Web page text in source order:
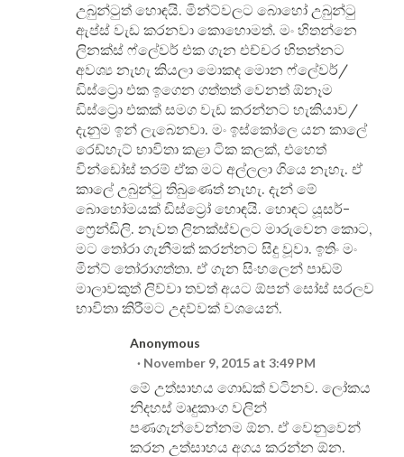
උබුන්ටුත් හොඳයි. මින්ට්වලට බොහෝ උබුන්ටු
ඇප්ස් වැඩ කරනවා කොහොමත්. මං හිතන්නෙ
ලිනක්ස් ෆ්ලේවර් එක ගැන එච්චර හිතන්නට
අවශ්‍ය නැහැ කියලා මොකද මොන ෆ්ලේවර්/
ඩිස්ට්‍රො එක ඉගෙන ගත්තත් වෙනත් ඕනෑම
ඩිස්ට්‍රො එකක් සමග වැඩ කරන්නට හැකියාව/
දැනුම ඉන් ලැබෙනවා. මං ඉස්කෝලෙ යන කාලේ
රෙඩ්හැට් භාවිතා කළා ටික කලක්, එහෙත්
වින්ඩෝස් තරම් ඒක මට අල්ලලා ගියෙ නැහැ. ඒ
කාලේ උබුන්ටු තිබුණෙත් නැහැ. දැන් මේ
බොහෝමයක් ඩිස්ට්‍රෝ හොඳයි. හොඳට යූසර්-
ෆ්‍රෙන්ඩිලි. නැවත ලිනක්ස්වලට මාරුවෙන කොට,
මට තෝරා ගැනීමක් කරන්නට සිදු වූවා. ඉතිං මං
මින්ට් තෝරාගත්තා. ඒ ගැන සිංහලෙන් පාඩම්
මාලාවකුත් ලිව්වා තවත් අයට ඕපන් සෝස් සරලව
භාවිතා කිරීමට උදව්වක් වශයෙන්.
Anonymous
November 9, 2015 at 3:49 PM
මේ උත්සාහය ගොඩක් වටිනව. ලෝකය
නිදහස් මෘදුකාංග වලින්
පණගැන්වෙන්නම ඕන. ඒ වෙනුවෙන්
කරන උත්සාහය අගය කරන්න ඕන.